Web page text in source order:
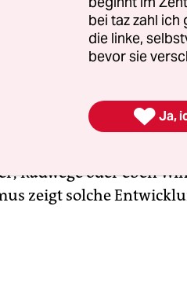
der Politik über die
Lokalen wird Politik
konkret: Wenn die
Radwege oder eben
zeigt solche
bei taz zahl ich
die linke,
bevor sie
 Ja,